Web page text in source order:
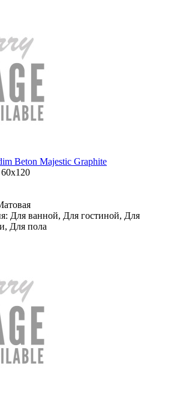
Beton Majestic Graphite
Для ванной, Для гостиной, Для
Для пола